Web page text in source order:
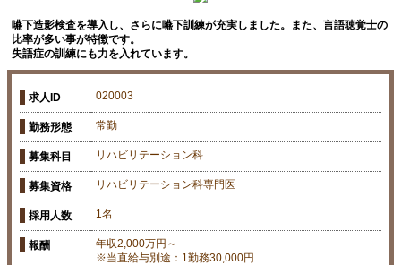
嚥下造影検査を導入し、さらに嚥下訓練が充実しました。また、言語聴覚士の
比率が多い事が特徴です。
失語症の訓練にも力を入れています。
求人ID 020003
勤務形態 常勤
募集科目 リハビリテーション科
募集資格 リハビリテーション科専門医
採用人数 1名
報酬
年収2,000万円～
※当直給与別途：1勤務30,000円